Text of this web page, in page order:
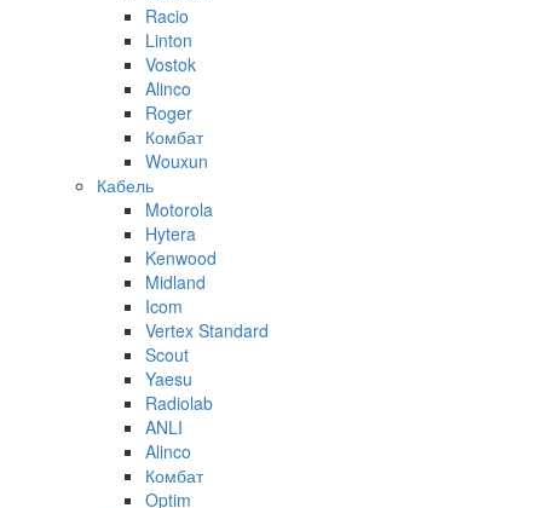
Racio
Linton
Vostok
Alinco
Roger
Комбат
Wouxun
Кабель
Motorola
Hytera
Kenwood
Midland
Icom
Vertex Standard
Scout
Yaesu
Radiolab
ANLI
Alinco
Комбат
Optim